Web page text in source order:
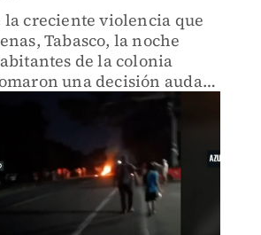
la creciente violencia que
Tabasco, la noche
de la colonia
una decisión audaz.
desesperado por exigir
en su comunidad,
carretera